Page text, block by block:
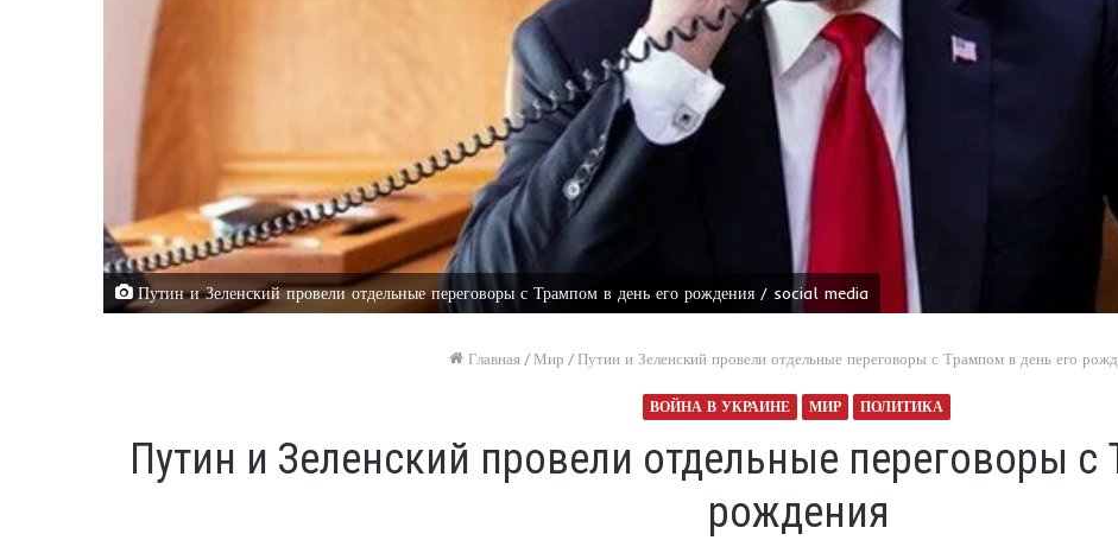
Путин и Зеленский провели отдельные переговоры с Трампом в день его рождения / social media
Главная / Мир / Путин и Зеленский провели отдельные переговоры с Трампом в день его
ВОЙНА В УКРАИНЕ МИР ПОЛИТИКА
Путин и Зеленский провели отдельные переговоры
рождения